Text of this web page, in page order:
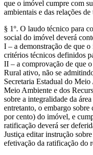
que o imóvel cumpre com
ambientais e das relações de
§ 1º. O laudo técnico para
social do imóvel deverá
I – a demonstração de que
critérios técnicos definidos
II – a comprovação de que
Rural ativo, não se
Secretaria Estadual do
Meio Ambiente e dos
sobre a integralidade da
entretanto, o embargo
por cento) do imóvel, e
ratificação deverá ser
Justiça editar instrução
efetivação da ratificação do